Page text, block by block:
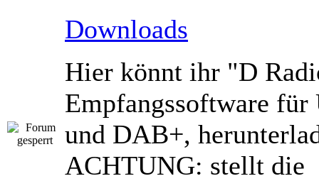
Downloads
Hier könnt ihr "D
Empfangssoftware
und DAB+,
ACHTUNG: stellt die